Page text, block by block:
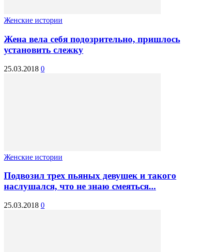
Женские истории
Жена вела себя подозрительно, пришлось
установить слежку
25.03.2018 0
Женские истории
Подвозил трех пьяных девушек и такого
наслушался, что не знаю смеяться...
25.03.2018 0